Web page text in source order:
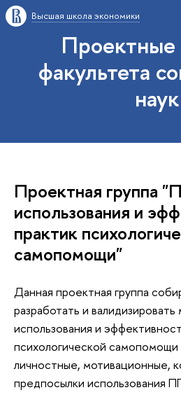
Высшая школа экономики
Проектные
факультета
наук
Проектная группа
использования и
практик
самопомощи"
Данная проектная группа
разработать и
использования и
психологической
личностные, мотивационные,
предпосылки использования